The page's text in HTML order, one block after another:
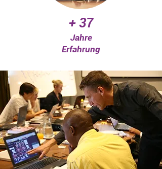
+ 37
Jahre
Erfahrung